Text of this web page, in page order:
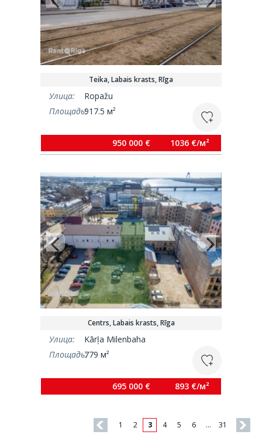
Teika, Labais krasts, Rīga
Улица:
Ropažu
Площадь:917.5 м²
950 000 € 1036 €/м²
Centrs, Labais krasts, Rīga
Улица:
Kārļa Milenbaha
Площадь:779 м²
695 000 € 893 €/м²
1 2 3 4 5 6 … 31